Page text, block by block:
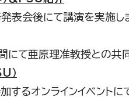
表会後にて講演を実施し
にて亜原理准教授との共
）
るオンラインイベントに